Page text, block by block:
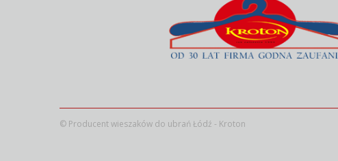
© Producent wieszaków do ubrań Łódź - Kroton